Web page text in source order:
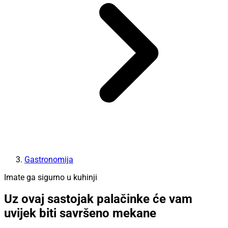
Gastronomija
Imate ga sigurno u kuhinji
Uz ovaj sastojak palačinke će vam
uvijek biti savršeno mekane